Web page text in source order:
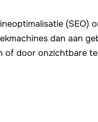
(SEO)
dan aan
of door onzichtbare